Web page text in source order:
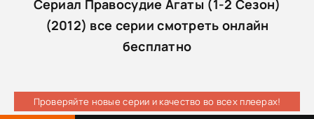
Сериал Правосудие Агаты (1-2 Сезон)
(2012) все серии смотреть онлайн
бесплатно
Проверяйте новые серии и качество во всех плеерах!